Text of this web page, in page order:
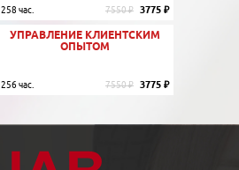
258 час. 7550 ₽ 3775 ₽
УПРАВЛЕНИЕ КЛИЕНТСКИМ
ОПЫТОМ
256 час. 7550 ₽ 3775 ₽